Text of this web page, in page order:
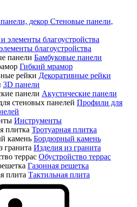
Стеновые панели,
благоустройства
Бамбуковые панели
Гибкий мрамор
Декоративные рейки
3D панели
Акустические панели
Профили для
Инструменты
Тротуарная плитка
Бордюрный камень
Изделия из гранита
Обустройство террас
Газонная решетка
Тактильная плита